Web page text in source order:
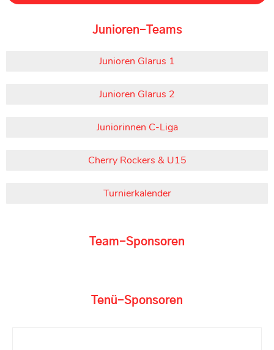
Junioren-Teams
Junioren Glarus 1
Junioren Glarus 2
Juniorinnen C-Liga
Cherry Rockers & U15
Turnierkalender
Team-Sponsoren
Tenü-Sponsoren